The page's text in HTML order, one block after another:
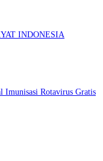
INDONESIA
Imunisasi Rotavirus Gratis